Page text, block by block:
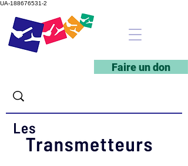
UA-188676531-2
Faire un don